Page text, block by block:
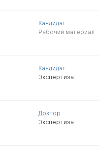
Кандидат
Рабочий материал
Кандидат
Экспертиза
Доктор
Экспертиза